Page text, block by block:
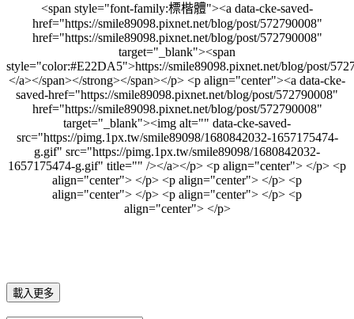
<span style="font-family:標楷體"><a data-cke-saved-
href="https://smile89098.pixnet.net/blog/post/572790008"
href="https://smile89098.pixnet.net/blog/post/572790008"
target="_blank"><span
style="color:#E22DA5">https://smile89098.pixnet.net/blog/post/
</a></span></strong></span></p> <p align="center"><a data-cke-
saved-href="https://smile89098.pixnet.net/blog/post/572790008"
href="https://smile89098.pixnet.net/blog/post/572790008"
target="_blank"><img alt="" data-cke-saved-
src="https://pimg.1px.tw/smile89098/1680842032-1657175474-
g.gif" src="https://pimg.1px.tw/smile89098/1680842032-
1657175474-g.gif" title="" /></a></p> <p align="center"> </p> <p
align="center"> </p> <p align="center"> </p> <p
align="center"> </p> <p align="center"> </p> <p
align="center"> </p>
載入更多